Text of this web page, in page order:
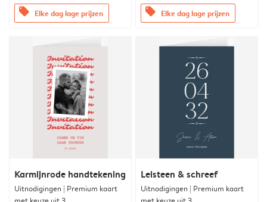
offers Elke dag lage prijzen offers Elke dag lage prijzen
Karmijnrode handtekening
Uitnodigingen | Premium kaart
Leisteen & schreef
Uitnodigingen | Premium kaart